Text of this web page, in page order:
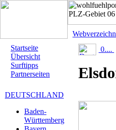
Startseite
Übersicht
Surftipps
Partnerseiten
DEUTSCHLAND
Baden-
Württemberg
0....